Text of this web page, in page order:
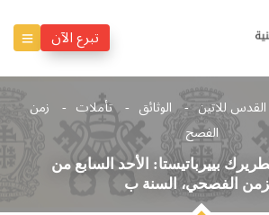
تبرع الآن
للاتين الوثائق تأملات
زمن
الفصح
بييرباتيستا: الأحد السابع من
الفصحي، السنة ب